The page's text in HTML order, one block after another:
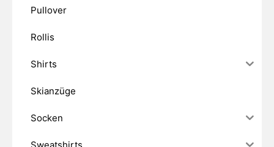
Pullover
Rollis
Shirts
Skianzüge
Socken